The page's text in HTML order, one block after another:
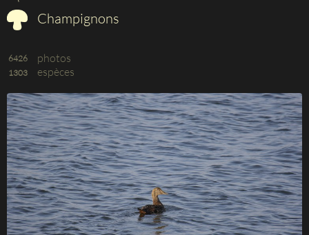
Champignons
6426 photos
1303 espèces